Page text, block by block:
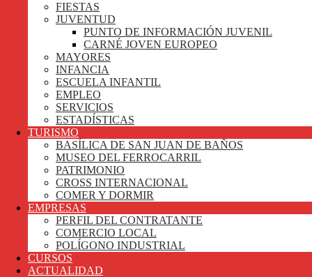
FIESTAS
JUVENTUD
PUNTO DE INFORMACIÓN JUVENIL
CARNÉ JOVEN EUROPEO
MAYORES
INFANCIA
ESCUELA INFANTIL
EMPLEO
SERVICIOS
ESTADÍSTICAS
TURISMO
BASÍLICA DE SAN JUAN DE BAÑOS
MUSEO DEL FERROCARRIL
PATRIMONIO
CROSS INTERNACIONAL
COMER Y DORMIR
EMPRESAS
PERFIL DEL CONTRATANTE
COMERCIO LOCAL
POLÍGONO INDUSTRIAL
CURSOS
ACTUALIDAD